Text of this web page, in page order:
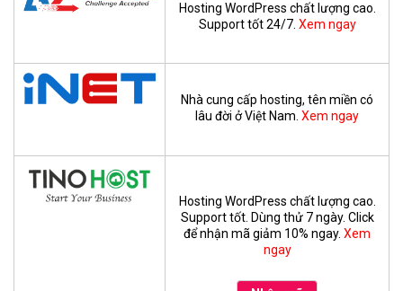
Hosting WordPress chất lượng cao.
Support tốt 24/7. Xem ngay
Nhà cung cấp hosting, tên miền có
lâu đời ở Việt Nam. Xem ngay
Hosting WordPress chất lượng cao.
Support tốt. Dùng thử 7 ngày. Click
để nhận mã giảm 10% ngay. Xem
ngay